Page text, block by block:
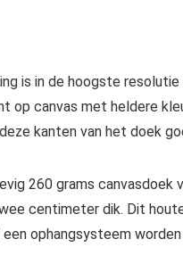
is in de hoogste
op canvas met heldere
kanten van het doek
260 grams canvasdoek
centimeter dik. Dit
ophangsysteem